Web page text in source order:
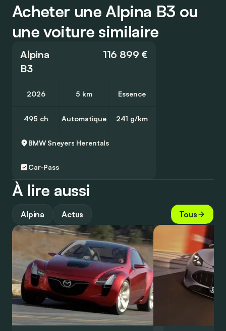
Acheter une Alpina B3 ou
une voiture similaire
Alpina
B3
116 899 €
2026 5 km Essence
495 ch Automatique 241 g/km
BMW Sneyers Herentals
Car-Pass
À lire aussi
Alpina Actus Tous